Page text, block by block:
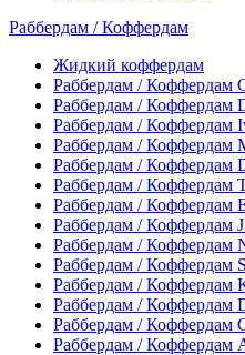
Раббердам / Коффердам
Жидкий коффердам
Раббердам / Коффердам
Раббердам / Коффердам
Раббердам / Коффердам
Раббердам / Коффердам
Раббердам / Коффердам
Раббердам / Коффердам
Раббердам / Коффердам
Раббердам / Коффердам
Раббердам / Коффердам
Раббердам / Коффердам
Раббердам / Коффердам
Раббердам / Коффердам
Раббердам / Коффердам
Раббердам / Коффердам